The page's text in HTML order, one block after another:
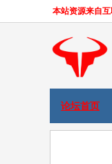
本站资源来自
论坛首页